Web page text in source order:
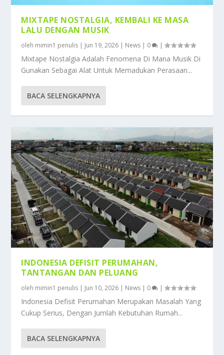
MIXTAPE NOSTALGIA, KEMBALI KE MASA
LALU DENGAN MUSIK
oleh mimin1 penulis | Jun 19, 2026 | News | 0 |
Mixtape Nostalgia Adalah Fenomena Di Mana Musik Di
Gunakan Sebagai Alat Untuk Memadukan Perasaan...
BACA SELENGKAPNYA
INDONESIA DEFISIT PERUMAHAN,
TANTANGAN DAN PELUANG
oleh mimin1 penulis | Jun 10, 2026 | News | 0 |
Indonesia Defisit Perumahan Merupakan Masalah Yang
Cukup Serius, Dengan Jumlah Kebutuhan Rumah...
BACA SELENGKAPNYA